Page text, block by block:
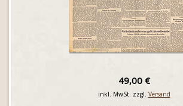
49,00 €
inkl. MwSt. zzgl. Versand